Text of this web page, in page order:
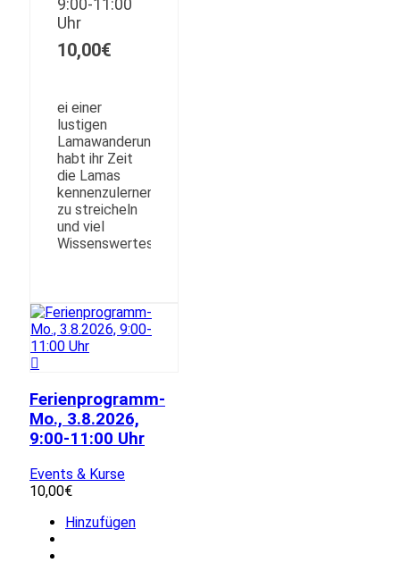
9:00-11:00
Uhr
10,00€
ei einer
lustigen
Lamawanderung
habt ihr Zeit
die Lamas
kennenzulernen,
zu streicheln
und viel
Wissenswertes
Ferienprogramm-
Mo., 3.8.2026,
9:00-11:00 Uhr
Events & Kurse
10,00€
Hinzufügen